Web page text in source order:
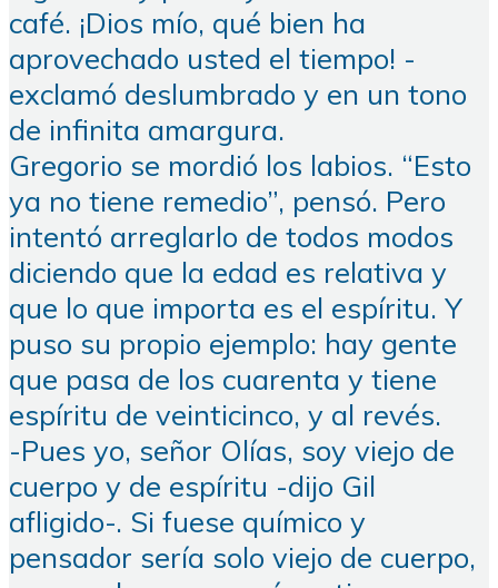
café. ¡Dios mío, qué bien ha
aprovechado usted el tiempo! -
exclamó deslumbrado y en un tono
de infinita amargura.
Gregorio se mordió los labios. “Esto
ya no tiene remedio”, pensó. Pero
intentó arreglarlo de todos modos
diciendo que la edad es relativa y
que lo que importa es el espíritu. Y
puso su propio ejemplo: hay gente
que pasa de los cuarenta y tiene
espíritu de veinticinco, y al revés.
-Pues yo, señor Olías, soy viejo de
cuerpo y de espíritu -dijo Gil
afligido-. Si fuese químico y
pensador sería solo viejo de cuerpo,